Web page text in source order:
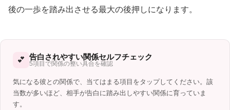
後の一歩を踏み出させる最大の後押しになります。
💕 告白されやすい関係セルフチェック
5項目で関係の整い具合を確認
気になる彼との関係で、当てはまる項目をタップしてください。該
当数が多いほど、相手が告白に踏み出しやすい関係に育っていま
す。